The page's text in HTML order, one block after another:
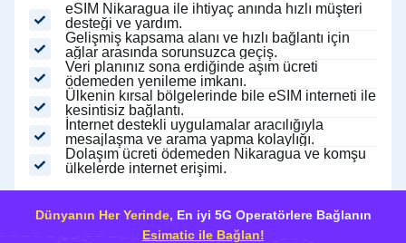
eSIM Nikaragua ile ihtiyaç anında hızlı müşteri
desteği ve yardım.
Gelişmiş kapsama alanı ve hızlı bağlantı için
ağlar arasında sorunsuzca geçiş.
Veri planınız sona erdiğinde aşım ücreti
ödemeden yenileme imkanı.
Ülkenin kırsal bölgelerinde bile eSIM interneti ile
kesintisiz bağlantı.
İnternet destekli uygulamalar aracılığıyla
mesajlaşma ve arama yapma kolaylığı.
Dolaşım ücreti ödemeden Nikaragua ve komşu
ülkelerde internet erişimi.
Dünyanın Her Yerinde, En iyi 5G Operatörlere Bağlanın
Esimatic ile Bağlan!